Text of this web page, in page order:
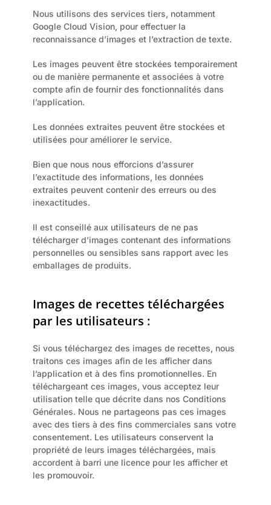
Nous utilisons des services tiers, notamment
Google Cloud Vision, pour effectuer la
reconnaissance d’images et l’extraction de texte.
Les images peuvent être stockées temporairement
ou de manière permanente et associées à votre
compte afin de fournir des fonctionnalités dans
l’application.
Les données extraites peuvent être stockées et
utilisées pour améliorer le service.
Bien que nous nous efforcions d’assurer
l’exactitude des informations, les données
extraites peuvent contenir des erreurs ou des
inexactitudes.
Il est conseillé aux utilisateurs de ne pas
télécharger d’images contenant des informations
personnelles ou sensibles sans rapport avec les
emballages de produits.
Images de recettes téléchargées
par les utilisateurs :
Si vous téléchargez des images de recettes, nous
traitons ces images afin de les afficher dans
l’application et à des fins promotionnelles. En
téléchargeant ces images, vous acceptez leur
utilisation telle que décrite dans nos Conditions
Générales. Nous ne partageons pas ces images
avec des tiers à des fins commerciales sans votre
consentement. Les utilisateurs conservent la
propriété de leurs images téléchargées, mais
accordent à barri une licence pour les afficher et
les promouvoir.